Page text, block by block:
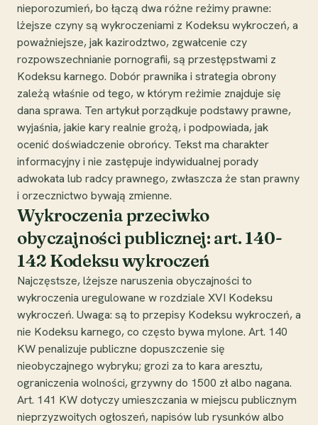
nieporozumień, bo łączą dwa różne reżimy prawne:
lżejsze czyny są wykroczeniami z Kodeksu wykroczeń, a
poważniejsze, jak kazirodztwo, zgwałcenie czy
rozpowszechnianie pornografii, są przestępstwami z
Kodeksu karnego. Dobór prawnika i strategia obrony
zależą właśnie od tego, w którym reżimie znajduje się
dana sprawa. Ten artykuł porządkuje podstawy prawne,
wyjaśnia, jakie kary realnie grożą, i podpowiada, jak
ocenić doświadczenie obrońcy. Tekst ma charakter
informacyjny i nie zastępuje indywidualnej porady
adwokata lub radcy prawnego, zwłaszcza że stan prawny
i orzecznictwo bywają zmienne.
Wykroczenia przeciwko
obyczajności publicznej: art. 140-
142 Kodeksu wykroczeń
Najczęstsze, lżejsze naruszenia obyczajności to
wykroczenia uregulowane w rozdziale XVI Kodeksu
wykroczeń. Uwaga: są to przepisy Kodeksu wykroczeń, a
nie Kodeksu karnego, co często bywa mylone. Art. 140
KW penalizuje publiczne dopuszczenie się
nieobyczajnego wybryku; grozi za to kara aresztu,
ograniczenia wolności, grzywny do 1500 zł albo nagana.
Art. 141 KW dotyczy umieszczania w miejscu publicznym
nieprzyzwoitych ogłoszeń, napisów lub rysunków albo